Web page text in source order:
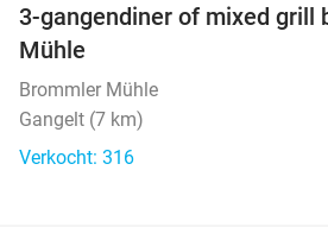
3-gangendiner of mixed grill
Mühle
Brommler Mühle
Gangelt (7 km)
Verkocht: 316